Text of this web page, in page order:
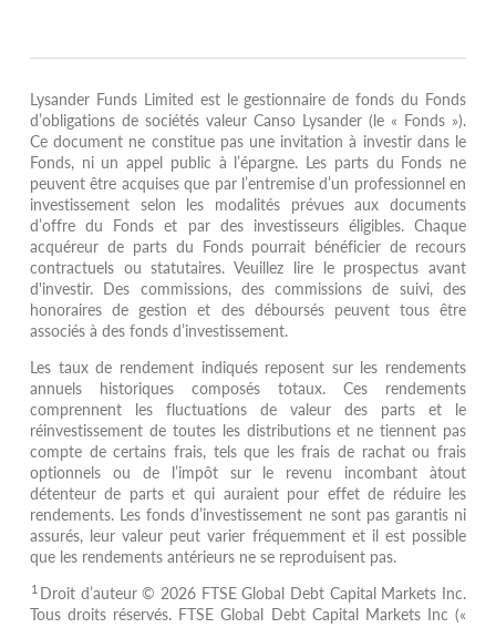
Lysander Funds Limited est le gestionnaire de fonds du Fonds
d’obligations de sociétés valeur Canso Lysander (le « Fonds »).
Ce document ne constitue pas une invitation à investir dans le
Fonds, ni un appel public à l’épargne. Les parts du Fonds ne
peuvent être acquises que par l’entremise d’un professionnel en
investissement selon les modalités prévues aux documents
d’offre du Fonds et par des investisseurs éligibles. Chaque
acquéreur de parts du Fonds pourrait bénéficier de recours
contractuels ou statutaires. Veuillez lire le prospectus avant
d'investir. Des commissions, des commissions de suivi, des
honoraires de gestion et des déboursés peuvent tous être
associés à des fonds d’investissement.
Les taux de rendement indiqués reposent sur les rendements
annuels historiques composés totaux. Ces rendements
comprennent les fluctuations de valeur des parts et le
réinvestissement de toutes les distributions et ne tiennent pas
compte de certains frais, tels que les frais de rachat ou frais
optionnels ou de l’impôt sur le revenu incombant àtout
détenteur de parts et qui auraient pour effet de réduire les
rendements. Les fonds d’investissement ne sont pas garantis ni
assurés, leur valeur peut varier fréquemment et il est possible
que les rendements antérieurs ne se reproduisent pas.
1 Droit d’auteur © 2026 FTSE Global Debt Capital Markets Inc.
Tous droits réservés. FTSE Global Debt Capital Markets Inc («